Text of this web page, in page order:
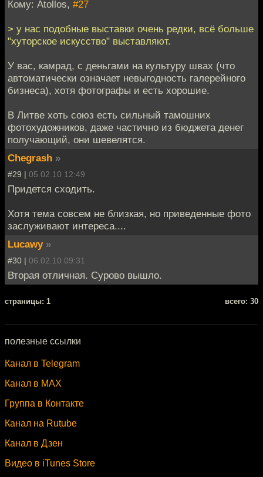
Кому: Atollos, #27
> у нас подобные выставки очень редки, всё больше
"хуторское искусство" выставляют.
У вас, камрад, с деньгами на культуру швах (что
автоматически означает невыгодность галерейного
бизнеса), хотя фотографы и есть хорошие.
В Литве хоть союз есть сильный тамошних
фотохудожников, даже частично из бюджета денег
получающий, они шевелятся.
Chegrash »
#29 | 05.02.10 12:49
Придется сходить.
Хотя тема совсем не близкая, но приведенные фото
заслуживают интереса....
Lucawy »
#30 | 06.02.10 09:31
Вторая отличная. Сурово вышло.
cтраницы: 1 всего: 30
полезные ссылки
Канал в Telegram
Канал в MAX
Группа в Контакте
Канал на Rutube
Канал в Дзен
Видео в iTunes Store